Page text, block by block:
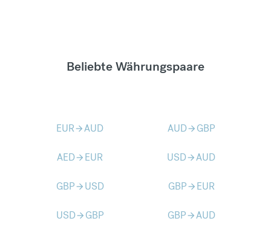
Beliebte Währungspaare
EURarrow_forwardAUD AUDarrow_forward GBP
AEDarrow_forward EUR USDarrow_forwardAUD
GBParrow_forward USD GBParrow_forward EUR
USDarrow_forward GBP GBParrow_forwardAUD